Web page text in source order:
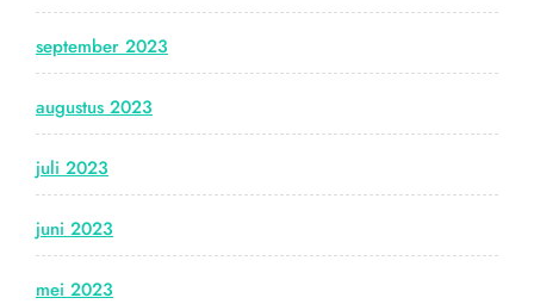
september 2023
augustus 2023
juli 2023
juni 2023
mei 2023